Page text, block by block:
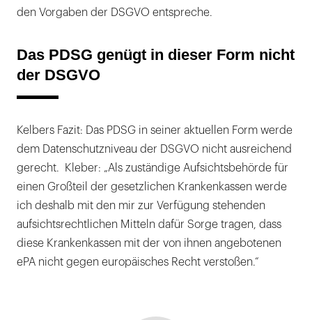
den Vorgaben der DSGVO entspreche.
Das PDSG genügt in dieser Form nicht
der DSGVO
Kelbers Fazit: Das PDSG in seiner aktuellen Form werde
dem Datenschutzniveau der DSGVO nicht ausreichend
gerecht. Kleber: „Als zuständige Aufsichtsbehörde für
einen Großteil der gesetzlichen Krankenkassen werde
ich deshalb mit den mir zur Verfügung stehenden
aufsichtsrechtlichen Mitteln dafür Sorge tragen, dass
diese Krankenkassen mit der von ihnen angebotenen
ePA nicht gegen europäisches Recht verstoßen.“